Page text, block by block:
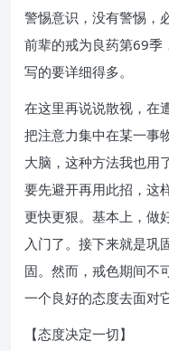
警惕意识，没有警惕，
前辈的戒为良药第69季
写的要详细得多。
在这里再说说散视，在
把注意力集中在某一事
大脑，这种方法我也用
要先避开再用此招，这
更快更狠。基本上，做
入门了。接下来就是巩
固。然而，戒色期间不
一个良好的态度去面对
【态度决定一切】